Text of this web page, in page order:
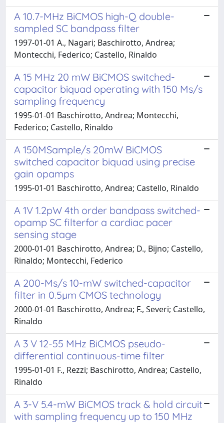
A 10.7-MHz BiCMOS high-Q double-
sampled SC bandpass filter
1997-01-01 A., Nagari; Baschirotto, Andrea;
Montecchi, Federico; Castello, Rinaldo
A 15 MHz 20 mW BiCMOS switched-
capacitor biquad operating with 150 Ms/s
sampling frequency
1995-01-01 Baschirotto, Andrea; Montecchi,
Federico; Castello, Rinaldo
A 150MSample/s 20mW BiCMOS
switched capacitor biquad using precise
gain opamps
1995-01-01 Baschirotto, Andrea; Castello, Rinaldo
A 1V 1.2pW 4th order bandpass switched-
opamp SC filterfor a cardiac pacer
sensing stage
2000-01-01 Baschirotto, Andrea; D., Bijno; Castello,
Rinaldo; Montecchi, Federico
A 200-Ms/s 10-mW switched-capacitor
filter in 0.5µm CMOS technology
2000-01-01 Baschirotto, Andrea; F., Severi; Castello,
Rinaldo
A 3 V 12-55 MHz BiCMOS pseudo-
differential continuous-time filter
1995-01-01 F., Rezzi; Baschirotto, Andrea; Castello,
Rinaldo
A 3-V 5.4-mW BiCMOS track & hold circuit
with sampling frequency up to 150 MHz